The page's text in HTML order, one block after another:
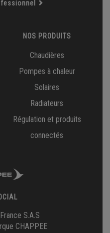
NOS PRODUITS
Chaudières
Pompes à chaleur
Solaires
Radiateurs
Régulation et produits
connectés
S.A.S
CHAPPEE